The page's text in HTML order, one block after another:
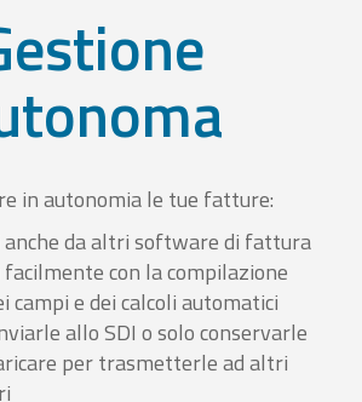
in autonomia le tue fatture:
da altri software di fattura
con la compilazione
campi e dei calcoli automatici
allo SDI o solo conservarle
per trasmetterle ad altri